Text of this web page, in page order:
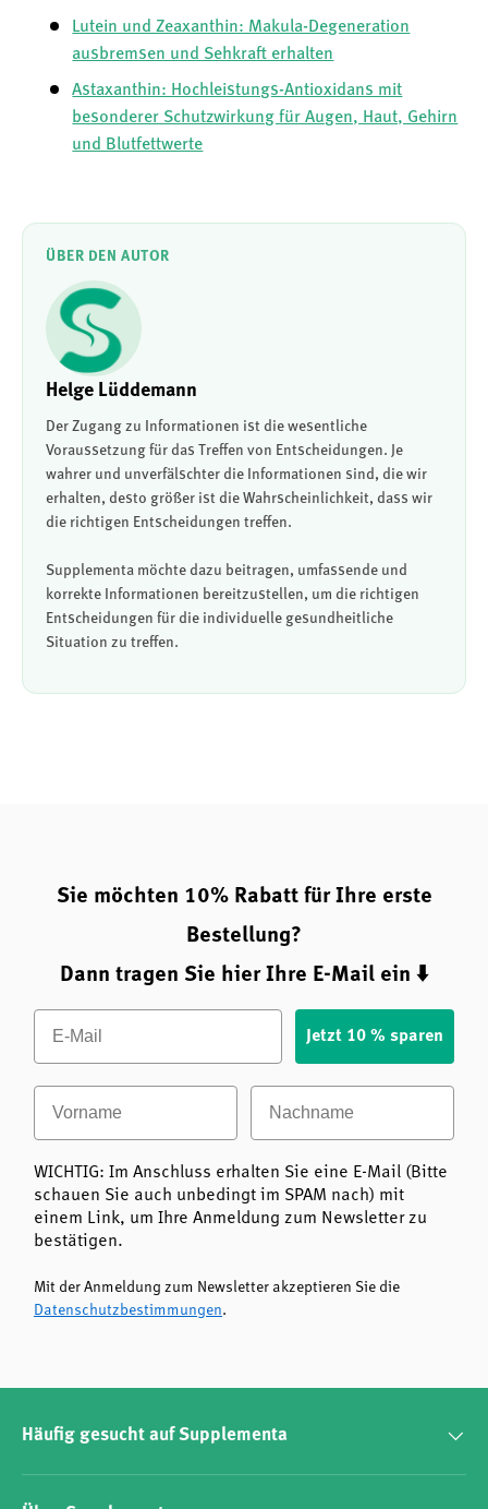
Lutein und Zeaxanthin: Makula-Degeneration
ausbremsen und Sehkraft erhalten
Astaxanthin: Hochleistungs-Antioxidans mit
besonderer Schutzwirkung für Augen, Haut, Gehirn
und Blutfettwerte
ÜBER DEN AUTOR
Helge Lüddemann
Der Zugang zu Informationen ist die wesentliche
Voraussetzung für das Treffen von Entscheidungen. Je
wahrer und unverfälschter die Informationen sind, die wir
erhalten, desto größer ist die Wahrscheinlichkeit, dass wir
die richtigen Entscheidungen treffen.
Supplementa möchte dazu beitragen, umfassende und
korrekte Informationen bereitzustellen, um die richtigen
Entscheidungen für die individuelle gesundheitliche
Situation zu treffen.
Sie möchten 10% Rabatt für Ihre erste
Bestellung?
Dann tragen Sie hier Ihre E-Mail ein ⬇️
Email
Jetzt 10 % sparen
Vorname Nachname
WICHTIG: Im Anschluss erhalten Sie eine E-Mail (Bitte
schauen Sie auch unbedingt im SPAM nach) mit
einem Link, um Ihre Anmeldung zum Newsletter zu
bestätigen.
Mit der Anmeldung zum Newsletter akzeptieren Sie die
Datenschutzbestimmungen.
Häufig gesucht auf Supplementa